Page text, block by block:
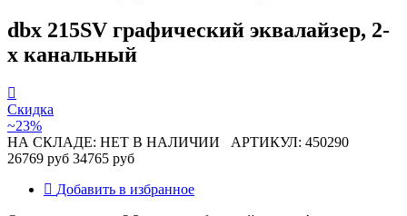
dbx 215SV графический эквалайзер, 2-
х канальный
Скидка
~23%
НА СКЛАДЕ: НЕТ В НАЛИЧИИ АРТИКУЛ: 450290
26769 руб 34765 руб
Добавить в избранное